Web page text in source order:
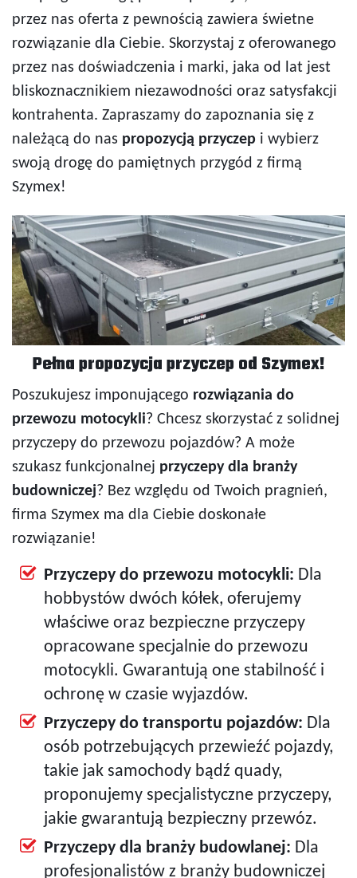
przez nas oferta z pewnością zawiera świetne
rozwiązanie dla Ciebie. Skorzystaj z oferowanego
przez nas doświadczenia i marki, jaka od lat jest
bliskoznacznikiem niezawodności oraz satysfakcji
kontrahenta. Zapraszamy do zapoznania się z
należącą do nas propozycją przyczep i wybierz
swoją drogę do pamiętnych przygód z firmą
Szymex!
Pełna propozycja przyczep od Szymex!
Poszukujesz imponującego rozwiązania do
przewozu motocykli? Chcesz skorzystać z solidnej
przyczepy do przewozu pojazdów? A może
szukasz funkcjonalnej przyczepy dla branży
budowniczej? Bez względu od Twoich pragnień,
firma Szymex ma dla Ciebie doskonałe
rozwiązanie!
Przyczepy do przewozu motocykli: Dla
hobbystów dwóch kółek, oferujemy
właściwe oraz bezpieczne przyczepy
opracowane specjalnie do przewozu
motocykli. Gwarantują one stabilność i
ochronę w czasie wyjazdów.
Przyczepy do transportu pojazdów: Dla
osób potrzebujących przewieźć pojazdy,
takie jak samochody bądź quady,
proponujemy specjalistyczne przyczepy,
jakie gwarantują bezpieczny przewóz.
Przyczepy dla branży budowlanej: Dla
profesjonalistów z branży budowniczej